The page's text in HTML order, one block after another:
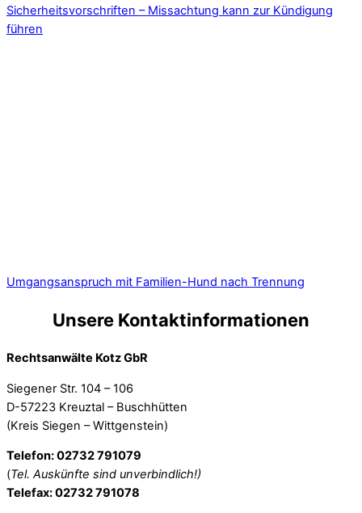
Sicherheitsvorschriften – Missachtung kann zur Kündigung
führen
Umgangsanspruch mit Familien-Hund nach Trennung
Unsere Kontaktinformationen
Rechtsanwälte Kotz GbR
Siegener Str. 104 – 106
D-57223 Kreuztal – Buschhütten
(Kreis Siegen – Wittgenstein)
Telefon: 02732 791079
(Tel. Auskünfte sind unverbindlich!)
Telefax: 02732 791078